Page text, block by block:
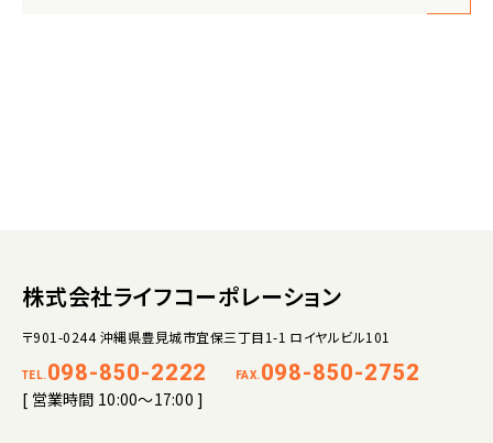
株式会社ライフコーポレーション
〒901-0244 沖縄県豊見城市宜保三丁目1-1 ロイヤルビル101
TEL. 098-850-2222 FAX. 098-850-2752
[ 営業時間 10:00～17:00 ]